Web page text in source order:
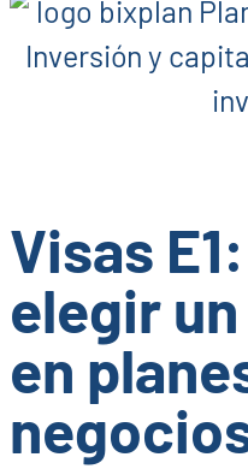
Visas
elegir
en